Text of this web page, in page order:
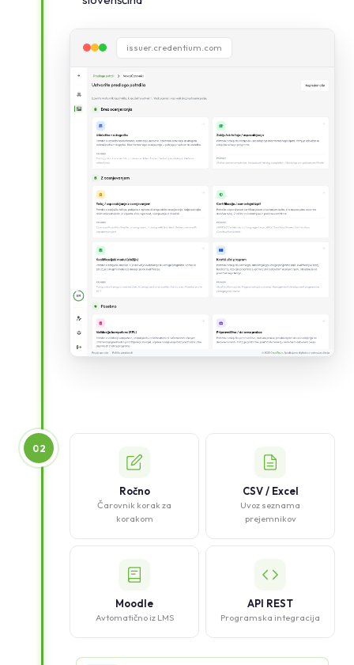
issuer.credentium.com
Ročno
Čarovnik korak za
korakom
CSV / Excel
Uvoz seznama
prejemnikov
Moodle
Avtomatično iz LMS
API REST
Programska integracija
02